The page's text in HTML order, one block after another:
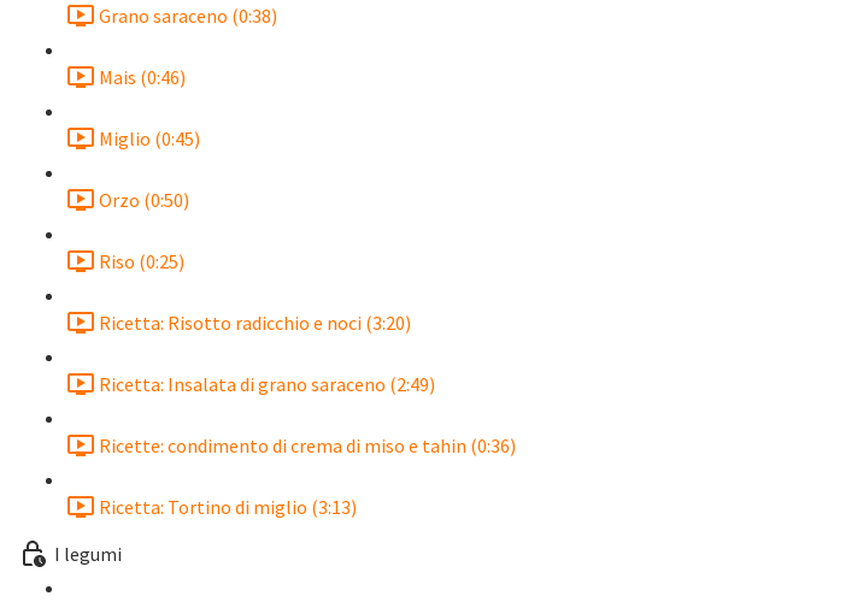
Grano saraceno (0:38)
Mais (0:46)
Miglio (0:45)
Orzo (0:50)
Riso (0:25)
Ricetta: Risotto radicchio e noci (3:20)
Ricetta: Insalata di grano saraceno (2:49)
Ricette: condimento di crema di miso e tahin (0:36)
Ricetta: Tortino di miglio (3:13)
I legumi